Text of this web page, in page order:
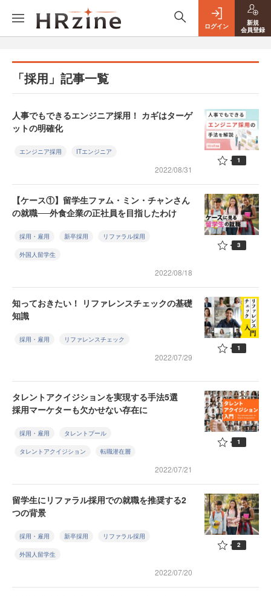
ログイン
新規
会員登録
「採用」記事一覧
人事でもできるエンジニア採用！ カギはターゲ
ットの明確化
エンジニア採用 ITエンジニア
2022/08/31
1
【ケース①】留学生ファム・ミン・チャンさん
の就職──外食企業の正社員を目指したわけ
採用・雇用 新卒採用 リファラル採用
外国人留学生
2022/08/18
3
知っておきたい！ リファレンスチェックの基礎
知識
採用・雇用 リファレンスチェック
2022/07/29
1
タレントアクイジションを実現する手法5選
採用マーケターも欠かせない存在に
採用・雇用 タレントプール
タレントアクイジション 転職潜在層
2022/07/21
1
留学生にリファラル採用での就職を推奨する2
つの背景
採用・雇用 新卒採用 リファラル採用
外国人留学生
2022/07/20
2